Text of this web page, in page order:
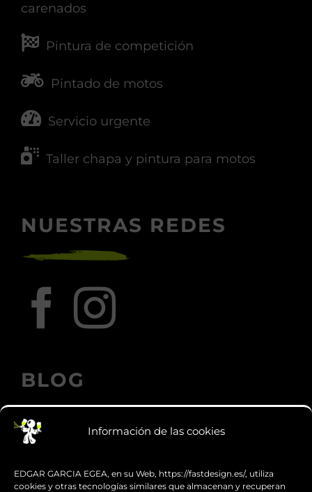
Información de las cookies
EDGAR GARCIA EGEA, en su Web, https://fastdesign.es/, utiliza
cookies y otras tecnologías similares que almacenan y recuperan
carenados
Pintura de competición
Pintado de motos
Servicio urgente
Taller chapa y pintura para motos
NUESTRAS REDES
BLOG
que transforman el diseño